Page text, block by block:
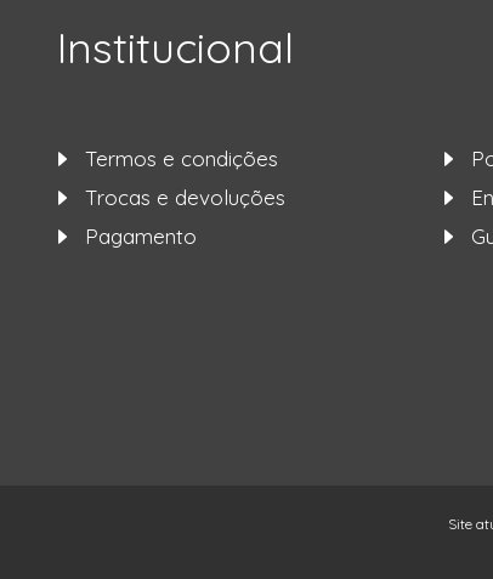
Institucional
Termos e condições
Trocas e devoluções
Pagamento
Site